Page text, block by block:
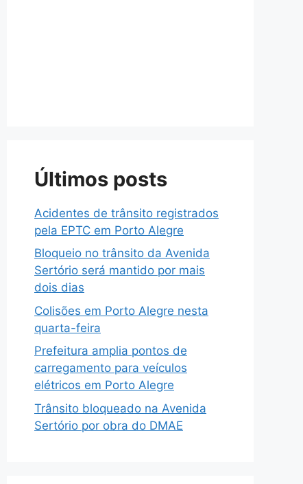
Últimos posts
Acidentes de trânsito registrados
pela EPTC em Porto Alegre
Bloqueio no trânsito da Avenida
Sertório será mantido por mais
dois dias
Colisões em Porto Alegre nesta
quarta-feira
Prefeitura amplia pontos de
carregamento para veículos
elétricos em Porto Alegre
Trânsito bloqueado na Avenida
Sertório por obra do DMAE